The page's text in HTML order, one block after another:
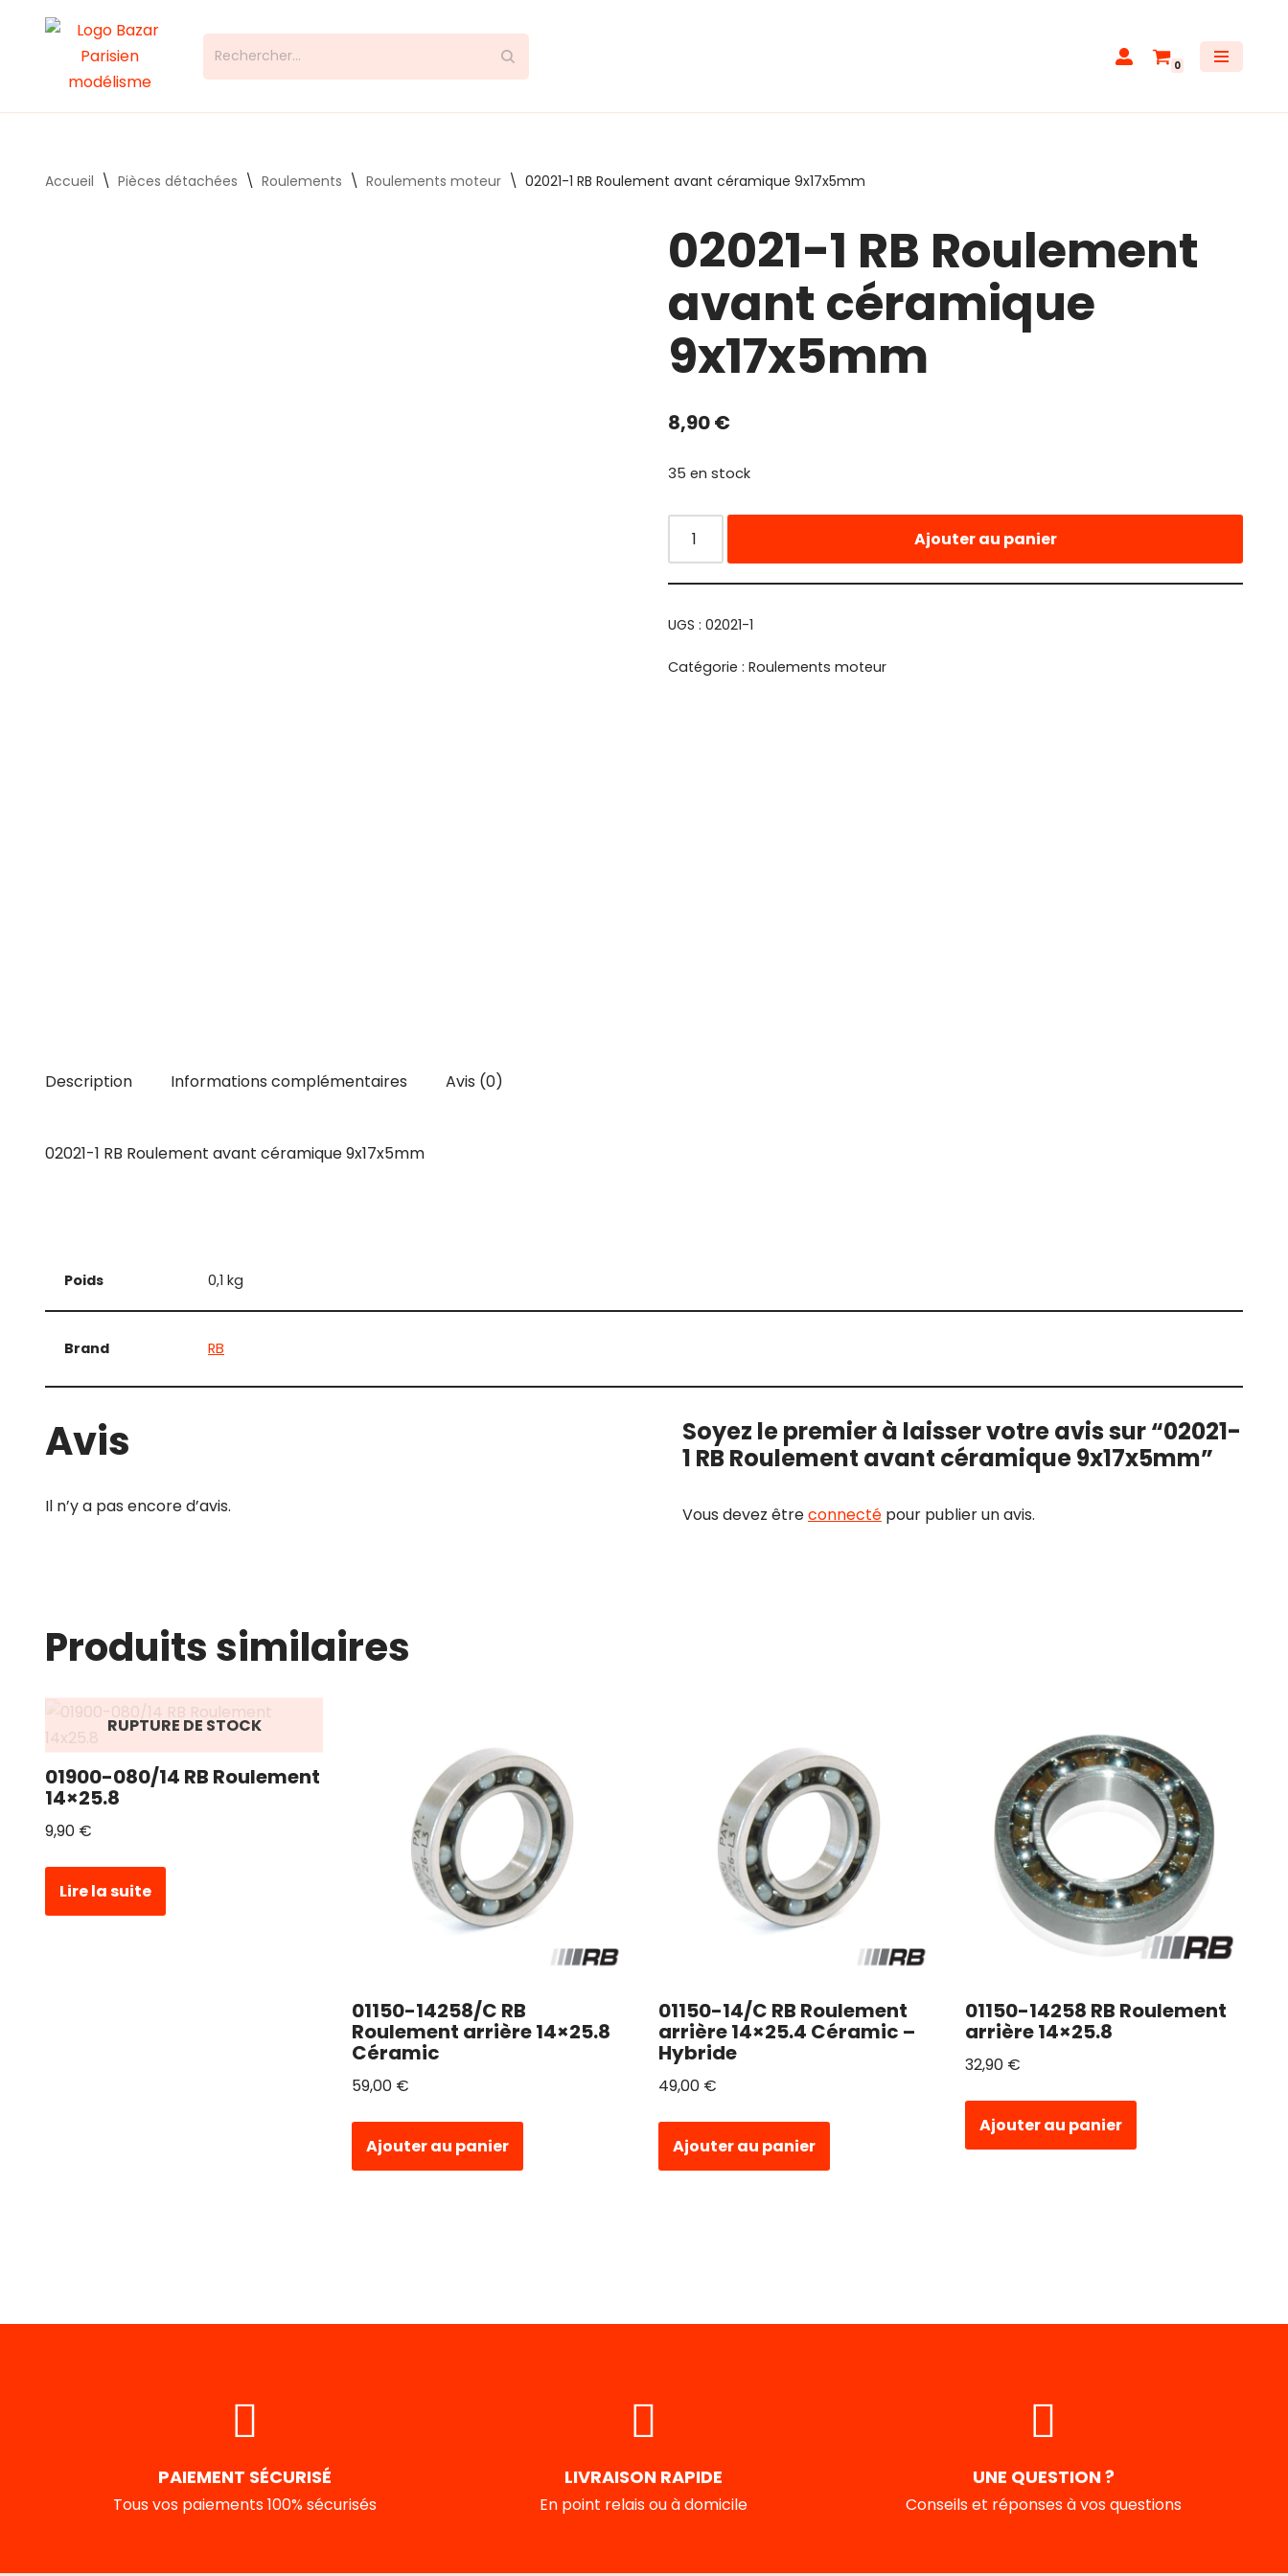
0
Accueil \ Pièces détachées \ Roulements \ Roulements moteur \ 02021-1 RB Roulement avant céramique 9x17x5mm
02021-1 RB Roulement
avant céramique
9x17x5mm
8,90€
35 en stock
Ajouter au panier
UGS : 02021-1
Catégorie : Roulements moteur
Description Informations complémentaires Avis (0)
02021-1 RB Roulement avant céramique 9x17x5mm
Poids 0,1 kg
Brand RB
Avis
Il n’y a pas encore d’avis.
Soyez le premier à laisser votre avis sur “02021-
1 RB Roulement avant céramique 9x17x5mm”
Vous devez êtreconnecté pour publier un avis.
Produits similaires
RUPTURE DE STOCK
01900-080/14 RB Roulement
14×25.8
9,90 €
Lire la suite
01150-14258/C RB
Roulement arrière 14×25.8
Céramic
59,00 €
Ajouter au panier
01150-14/C RB Roulement
arrière 14×25.4 Céramic –
Hybride
49,00 €
Ajouter au panier
01150-14258 RB Roulement
arrière 14×25.8
32,90 €
Ajouter au panier
PAIEMENT SÉCURISÉ
Tous vos paiements 100% sécurisés
LIVRAISON RAPIDE
En point relais ou à domicile
UNE QUESTION ?
Conseils et réponses à vos questions